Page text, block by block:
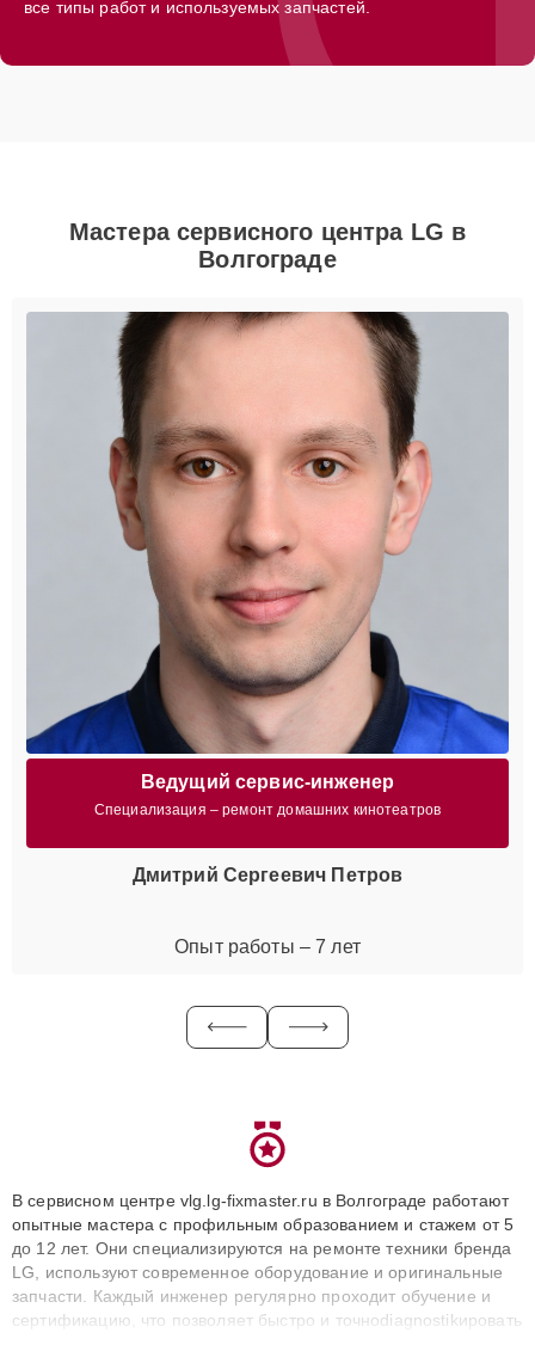
все типы работ и используемых запчастей.
Мастера сервисного центра LG в
Волгограде
Ведущий сервис-инженер
Специализация – ремонт домашних кинотеатров
Дмитрий Сергеевич Петров
Опыт работы – 7 лет
В сервисном центре vlg.lg-fixmaster.ru в Волгограде работают
опытные мастера с профильным образованием и стажем от 5
до 12 лет. Они специализируются на ремонте техники бренда
LG, используют современное оборудование и оригинальные
запчасти. Каждый инженер регулярно проходит обучение и
сертификацию, что позволяет быстро и точноdiagnostikировать